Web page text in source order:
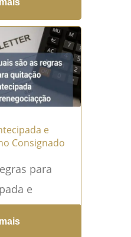
Em um
gradual
→
e
Consignado
para
e
parcelas do
seus